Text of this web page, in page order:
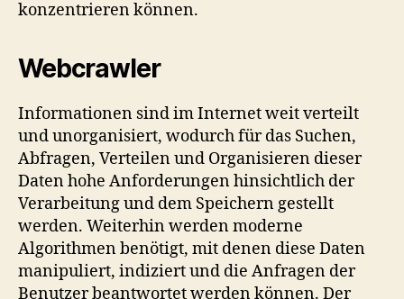
konzentrieren können.
Webcrawler
Informationen sind im Internet weit verteilt
und unorganisiert, wodurch für das Suchen,
Abfragen, Verteilen und Organisieren dieser
Daten hohe Anforderungen hinsichtlich der
Verarbeitung und dem Speichern gestellt
werden. Weiterhin werden moderne
Algorithmen benötigt, mit denen diese Daten
manipuliert, indiziert und die Anfragen der
Benutzer beantwortet werden können. Der